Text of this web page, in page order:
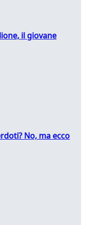
il giovane
No, ma ecco